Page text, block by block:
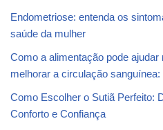
Endometriose: entenda os
saúde da mulher
Como a alimentação pode
melhorar a circulação sanguínea:
Como Escolher o Sutiã Perfeito:
Conforto e Confiança